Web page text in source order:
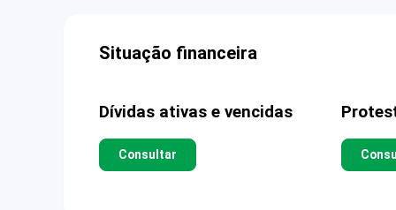
Situação financeira
Dívidas ativas e vencidas
Consultar